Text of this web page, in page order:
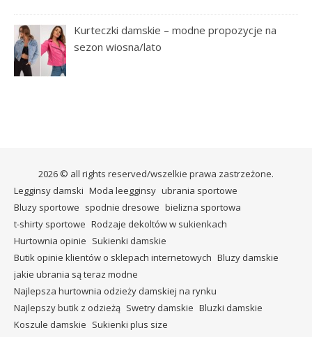
Kurteczki damskie – modne propozycje na
sezon wiosna/lato
2026 © all rights reserved/wszelkie prawa zastrzeżone.
Legginsy damski Moda leegginsy ubrania sportowe
Bluzy sportowe spodnie dresowe bielizna sportowa
t-shirty sportowe Rodzaje dekoltów w sukienkach
Hurtownia opinie Sukienki damskie
Butik opinie klientów o sklepach internetowych Bluzy damskie
jakie ubrania są teraz modne
Najlepsza hurtownia odzieży damskiej na rynku
Najlepszy butik z odzieżą Swetry damskie Bluzki damskie
Koszule damskie Sukienki plus size